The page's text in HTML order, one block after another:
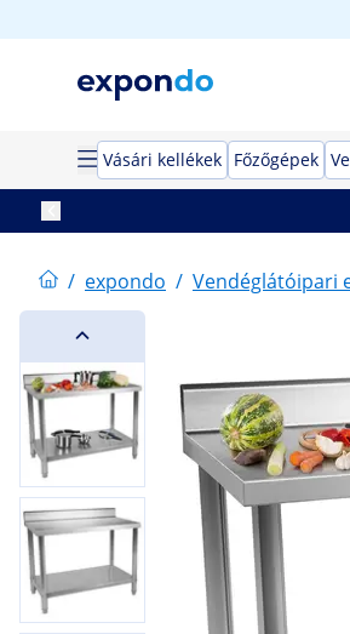
Vásári kellékek Főzőgépek
/ expondo / Vendéglátóipari